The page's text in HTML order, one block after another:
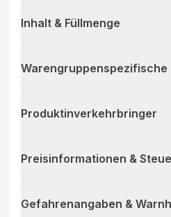
Inhalt & Füllmenge
Warengruppenspezifische
Produktinverkehrbringer
Preisinformationen &
Gefahrenangaben &